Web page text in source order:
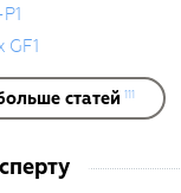
GF1
статей 111